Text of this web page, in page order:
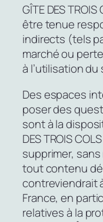
GÎTE DES
être tenue
indirects (tels
marché ou
à l’utilisation du
Des espaces
poser des
sont à la
DES TROIS
supprimer,
tout contenu
contreviendrait
France, en
relatives à la